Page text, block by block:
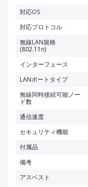
対応OS
対応プロトコル
無線LAN規格
(802.11n)
インターフェース
LANポートタイプ
無線同時接続可能ノー
ド数
通信速度
セキュリティ機能
付属品
備考
アスベスト